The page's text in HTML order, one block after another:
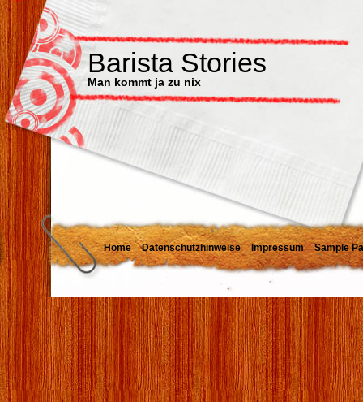
Barista Stories
Man kommt ja zu nix
Home Datenschutzhinweise Impressum Sample